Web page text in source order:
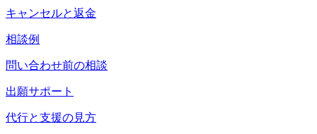
キャンセルと返金
相談例
問い合わせ前の相談
出願サポート
代行と支援の見方